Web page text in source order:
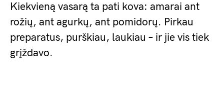
Kiekvieną vasarą ta pati kova: amarai ant
rožių, ant agurkų, ant pomidorų. Pirkau
preparatus, purškiau, laukiau – ir jie vis tiek
grįždavo.